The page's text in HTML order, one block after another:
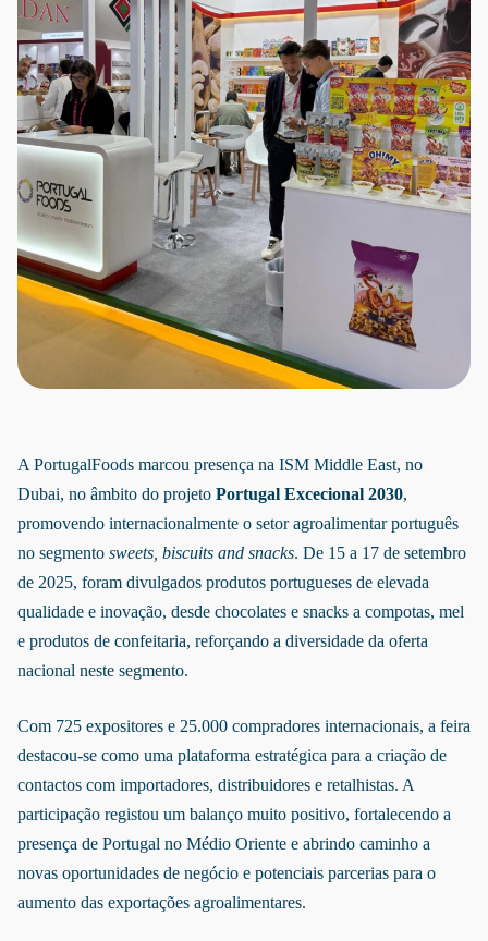
A PortugalFoods marcou presença na ISM Middle East, no
Dubai, no âmbito do projeto Portugal Excecional 2030,
promovendo internacionalmente o setor agroalimentar português
no segmento sweets, biscuits and snacks. De 15 a 17 de setembro
de 2025, foram divulgados produtos portugueses de elevada
qualidade e inovação, desde chocolates e snacks a compotas, mel
e produtos de confeitaria, reforçando a diversidade da oferta
nacional neste segmento.
Com 725 expositores e 25.000 compradores internacionais, a feira
destacou-se como uma plataforma estratégica para a criação de
contactos com importadores, distribuidores e retalhistas. A
participação registou um balanço muito positivo, fortalecendo a
presença de Portugal no Médio Oriente e abrindo caminho a
novas oportunidades de negócio e potenciais parcerias para o
aumento das exportações agroalimentares.